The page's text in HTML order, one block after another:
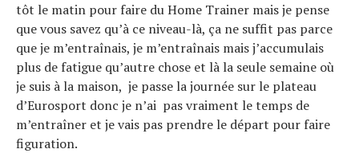
tôt le matin pour faire du Home Trainer mais je pense
que vous savez qu’à ce niveau-là, ça ne suffit pas parce
que je m’entraînais, je m’entraînais mais j’accumulais
plus de fatigue qu’autre chose et là la seule semaine où
je suis à la maison, je passe la journée sur le plateau
d’Eurosport donc je n’ai pas vraiment le temps de
m’entraîner et je vais pas prendre le départ pour faire
figuration.